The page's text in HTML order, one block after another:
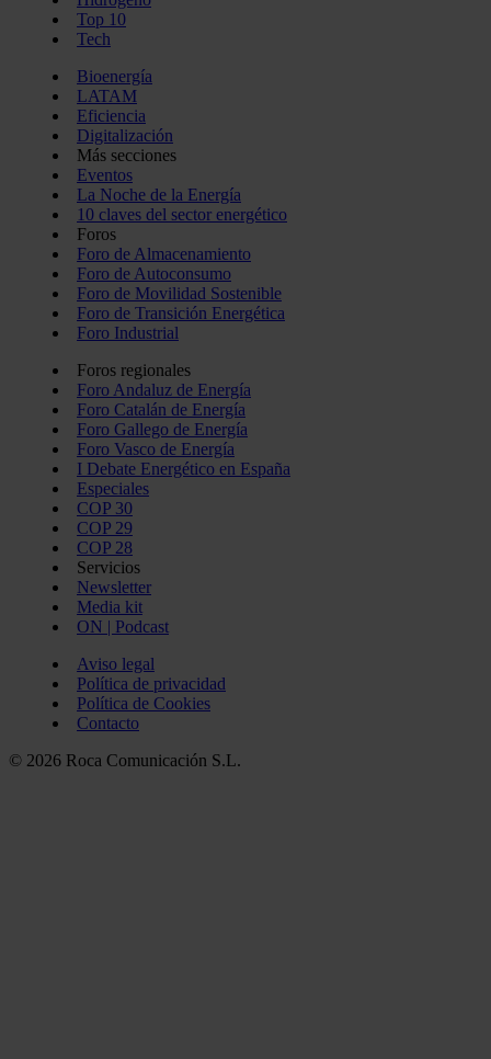
Top 10
Tech
Bioenergía
LATAM
Eficiencia
Digitalización
Más secciones
Eventos
La Noche de la Energía
10 claves del sector energético
Foros
Foro de Almacenamiento
Foro de Autoconsumo
Foro de Movilidad Sostenible
Foro de Transición Energética
Foro Industrial
Foros regionales
Foro Andaluz de Energía
Foro Catalán de Energía
Foro Gallego de Energía
Foro Vasco de Energía
I Debate Energético en España
Especiales
COP 30
COP 29
COP 28
Servicios
Newsletter
Media kit
ON | Podcast
Aviso legal
Política de privacidad
Política de Cookies
Contacto
© 2026 Roca Comunicación S.L.